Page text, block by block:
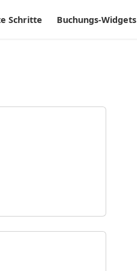
Schritte Buchungs-Widgets